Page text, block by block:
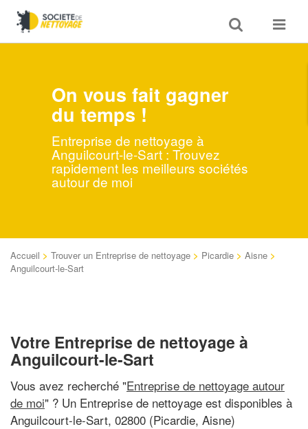
Toggle
search
Toggle
On vous fait gagner
du temps !
Entreprise de nettoyage à
Anguilcourt-le-Sart : Trouvez
rapidement les meilleurs sociétés
autour de moi
Accueil > Trouver un Entreprise de nettoyage > Picardie > Aisne >
Anguilcourt-le-Sart
Votre Entreprise de nettoyage à
Anguilcourt-le-Sart
Vous avez recherché "Entreprise de nettoyage autour
de moi" ? Un Entreprise de nettoyage est disponibles à
Anguilcourt-le-Sart, 02800 (Picardie, Aisne)